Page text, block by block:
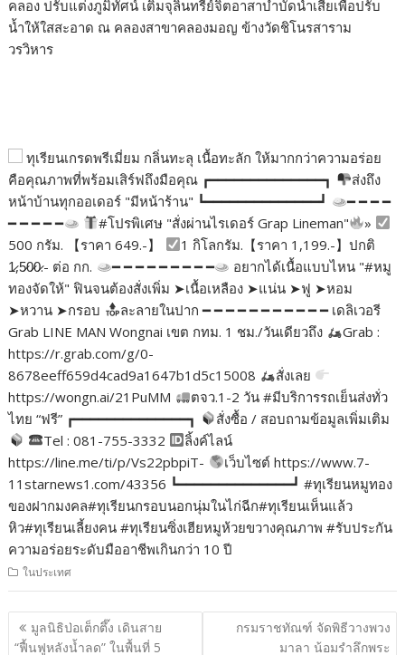
คลอง ปรับแต่งภูมิทัศน์ เติมจุลินทรีย์จิตอาสาบำบัดน้ำเสียเพื่อปรับ
น้ำให้ใสสะอาด ณ คลองสาขาคลองมอญ ข้างวัดชิโนรสาราม
วรวิหาร
ทุเรียนเกรดพรีเมี่ยม กลิ่นทะลุ เนื้อทะลัก ให้มากกว่าความอร่อย
คือคุณภาพที่พร้อมเสิร์ฟถึงมือคุณ ┏━━━━━━━━━━━━━━┓
ส่งถึง
หน้าบ้านทุกออเดอร์ "มีหน้าร้าน" ┗━━━━━━━━━━━━━━┛
━ ━ ━ ━
━ ━ ━ ━ ━
#โปรพิเศษ "สั่งผ่านไรเดอร์ Grap Lineman"
»
500 กรัม. 【ราคา 649.-】
1 กิโลกรัม.【ราคา 1,199.-】ปกติ
1̷,5̷0̷0̷.- ต่อ กก.
━ ━ ━ ━ ━ ━ ━ ━ ━
อยากได้เนื้อแบบไหน "#หมู
ทองจัดให้" ฟินจนต้องสั่งเพิ่ม ➤เนื้อเหลือง ➤แน่น ➤ฟู ➤หอม
➤หวาน ➤กรอบ
ละลายในปาก ━ ━ ━ ━ ━ ━ ━ ━ ━ ━ ━ เดลิเวอรี
Grab LINE MAN Wongnai เขต กทม. 1 ชม./วันเดียวถึง
Grab :
https://r.grab.com/g/0-
8678eeff659d4cad9a1647b1d5c15008
สั่งเลย
https://wongn.ai/21PuMM
ตจว.1-2 วัน #มีบริการรถเย็นส่งทั่ว
ไทย “ฟรี” ┏━━━━━━━━━━━━━━┓
สั่งซื้อ / สอบถามข้อมูลเพิ่มเติม
Tel : 081-755-3332
ลิ้งค์ไลน์
https://line.me/ti/p/Vs22pbpiT-
เว็บไซต์ https://www.7-
11starnews1.com/43356 ┗━━━━━━━━━━━━━━┛ #ทุเรียนหมูทอง
ของฝากมงคล#ทุเรียนกรอบนอกนุ่มในไก่ฉีก#ทุเรียนเห็นแล้ว
หิว#ทุเรียนเลี้ยงคน #ทุเรียนซิ่งเฮียหมูห้วยขวางคุณภาพ #รับประกัน
ความอร่อยระดับมืออาชีพเกินกว่า 10 ปี
ในประเทศ
แนะแนว
เรื่อง
มูลนิธิป่อเต็กตึ๊ง เดินสาย
“ฟื้นฟูหลังน้ำลด” ในพื้นที่ 5
กรมราชทัณฑ์ จัดพิธีวางพวง
มาลา น้อมรำลึกพระ